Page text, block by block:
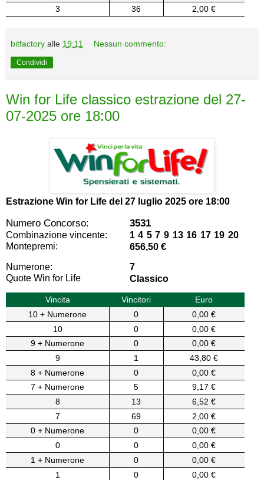
3
36 2,00 €
bitfactory alle 19:11 Nessun commento:
Condividi
Win for Life classico estrazione del 27-
07-2025 ore 18:00
Estrazione Win for Life del 27 luglio 2025 ore 18:00
Numero Concorso: 3531
Combinazione vincente:
1 4 5 7 9 13 16 17 19 20
Montepremi:
656,50 €
Numerone:
7
Quote Win for Life
Classico
Vincita Vincitori
Euro
10 + Numerone
0
0,00 €
10
0
0,00 €
9 + Numerone
0
0,00 €
9
1
43,80 €
8 + Numerone
0
0,00 €
7 + Numerone
5
9,17 €
8
13
6,52 €
7
69
2,00 €
0 + Numerone
0
0,00 €
0
0
0,00 €
1 + Numerone
0
0,00 €
1
0
0,00 €